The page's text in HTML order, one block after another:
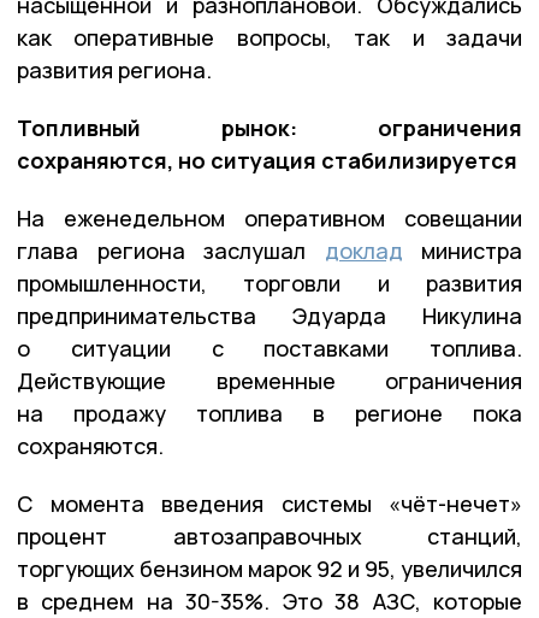
как оперативные вопросы, так и задачи
развития региона.
Топливный рынок: ограничения
сохраняются, но ситуация стабилизируется
На еженедельном оперативном совещании
глава региона заслушал доклад министра
промышленности, торговли и развития
предпринимательства Эдуарда Никулина
о ситуации с поставками топлива.
Действующие временные ограничения
на продажу топлива в регионе пока
сохраняются.
С момента введения системы «чёт-нечет»
процент автозаправочных станций,
торгующих бензином марок 92 и 95, увеличился
в среднем на 30-35%. Это 38 АЗС, которые